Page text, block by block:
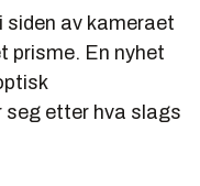
siden av kameraet
prisme. En nyhet
seg etter hva slags